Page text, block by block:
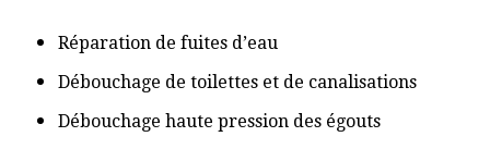
Réparation de fuites d’eau
Débouchage de toilettes et de canalisations
Débouchage haute pression des égouts